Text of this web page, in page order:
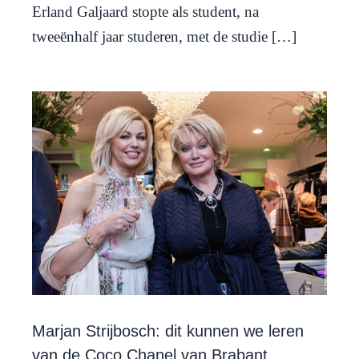
Erland Galjaard stopte als student, na
tweeënhalf jaar studeren, met de studie […]
Marjan Strijbosch: dit kunnen we leren
van de Coco Chanel van Brabant